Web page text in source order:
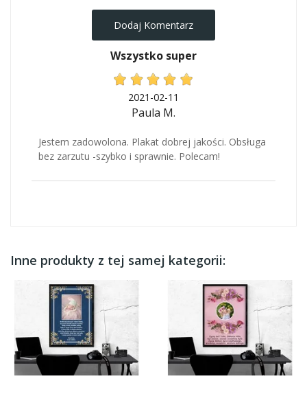
Dodaj Komentarz
Wszystko super
2021-02-11
Paula M.
Jestem zadowolona. Plakat dobrej jakości. Obsługa
bez zarzutu -szybko i sprawnie. Polecam!
Inne produkty z tej samej kategorii: